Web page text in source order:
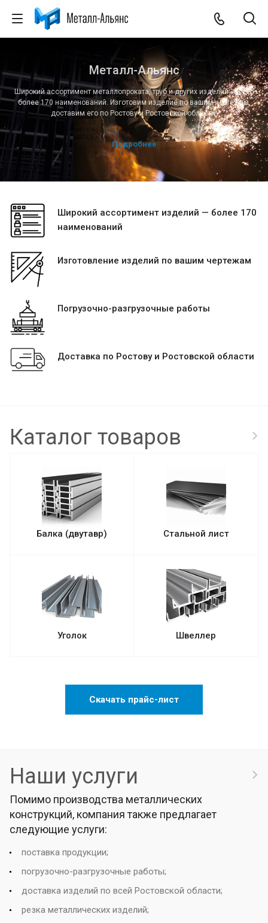
Металл-Альянс
Широкий ассортимент металлопроката, труб и других изделий - всего
более 170 наименований. Изготовим изделие по вашим чертежам,
доставим его по Ростову и Ростовской области.
Подробнее
Широкий ассортимент изделий — более 170
наименований
Изготовление изделий по вашим чертежам
Погрузочно-разгрузочные работы
Доставка по Ростову и Ростовской области
Каталог товаров
Балка (двутавр) Стальной лист
Уголок Швеллер
Скачать прайс-лист
Наши услуги
Помимо производства металлических
конструкций, компания также предлагает
следующие услуги:
поставка продукции;
погрузочно-разгрузочные работы;
доставка изделий по всей Ростовской области;
резка металлических изделий;